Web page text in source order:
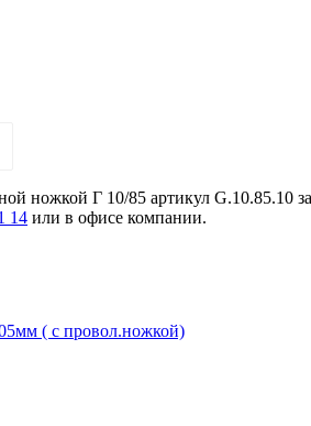
ножкой Г 10/85 артикул G.10.85.10
14 или в офисе компании.
( с провол.ножкой)